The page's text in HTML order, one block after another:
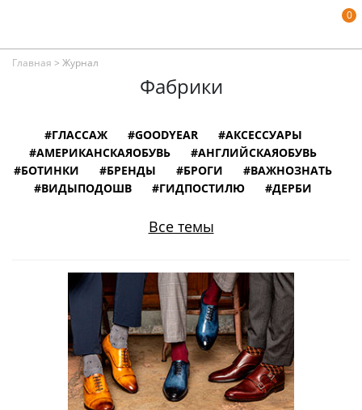
0
Главная > Журнал
Фабрики
#ГЛАССАЖ #GOODYEAR
#АКСЕССУАРЫ
#АМЕРИКАНСКАЯОБУВЬ
#АНГЛИЙСКАЯОБУВЬ
#БОТИНКИ
#БРЕНДЫ #БРОГИ
#ВАЖНОЗНАТЬ
#ВИДЫПОДОШВ
#ГИДПОСТИЛЮ
#ДЕРБИ
#ИНФОГРАФИКА
#КОЖАНАЯОБУВЬ
#КОЛОДКИДЛЯОБУВИ
#ЛОФЕРЫ
#МОНКИ
#МУЗЕИ
#НЕМЕЦКАЯОБУВЬ
#ОБУВНОЙСЛОВАРЬ
#ОБУВЬВКИНО
#ОБУВЬИЗВЕСТНЫХЛЮДЕЙ
#ОКСФОРДЫ
#ПОРТУГАЛЬСКАЯОБУВЬ
#ПРОИЗВОДСТВО
#РАЗМЕРЫОБУВИ
#СОБЫТИЯ
#СТРОЕНИЕОБУВИ
#ТИПЫОБУВИ
#ЖЕНСКАЯОБУВЬ
#ТОПСАЙДЕРЫ
Все темы